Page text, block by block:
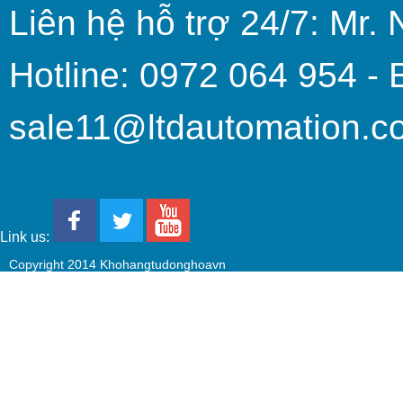
Liên hệ hỗ trợ 24/7: Mr.
Hotline: 0972 064 954 -
Link us:
Copyright 2014 Khohangtudonghoavn